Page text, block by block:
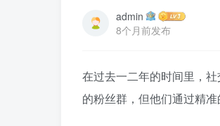
admin
8个月前发布
在过去一二年的时间里，
的粉丝群，但他们通过精